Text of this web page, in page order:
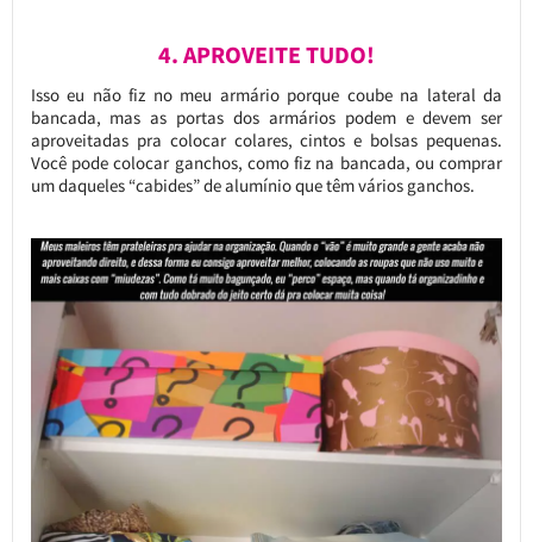
4. APROVEITE TUDO!
Isso eu não fiz no meu armário porque coube na lateral da
bancada, mas as portas dos armários podem e devem ser
aproveitadas pra colocar colares, cintos e bolsas pequenas.
Você pode colocar ganchos, como fiz na bancada, ou comprar
um daqueles “cabides” de alumínio que têm vários ganchos.